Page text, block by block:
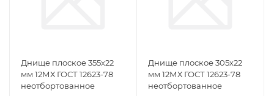
Днище плоское 355х22
мм 12МХ ГОСТ 12623-78
неотбортованное
Днище плоское 305х22
мм 12МХ ГОСТ 12623-78
неотбортованное